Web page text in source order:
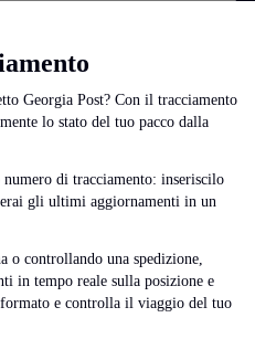
Georgia Post? Con il tracciamento
lo stato del tuo pacco dalla
di tracciamento: inseriscilo
gli ultimi aggiornamenti in un
o controllando una spedizione,
in tempo reale sulla posizione e
e controlla il viaggio del tuo